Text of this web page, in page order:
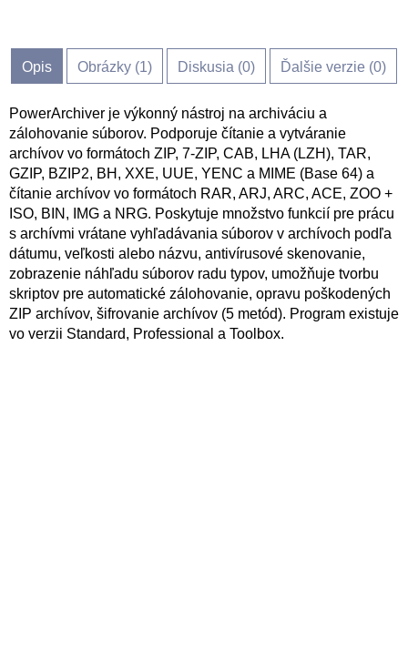
Opis Obrázky (1) Diskusia (0) Ďalšie verzie (0)
PowerArchiver je výkonný nástroj na archiváciu a
zálohovanie súborov. Podporuje čítanie a vytváranie
archívov vo formátoch ZIP, 7-ZIP, CAB, LHA (LZH), TAR,
GZIP, BZIP2, BH, XXE, UUE, YENC a MIME (Base 64) a
čítanie archívov vo formátoch RAR, ARJ, ARC, ACE, ZOO +
ISO, BIN, IMG a NRG. Poskytuje množstvo funkcií pre prácu
s archívmi vrátane vyhľadávania súborov v archívoch podľa
dátumu, veľkosti alebo názvu, antivírusové skenovanie,
zobrazenie náhľadu súborov radu typov, umožňuje tvorbu
skriptov pre automatické zálohovanie, opravu poškodených
ZIP archívov, šifrovanie archívov (5 metód). Program existuje
vo verzii Standard, Professional a Toolbox.